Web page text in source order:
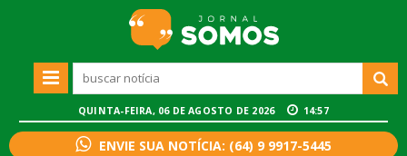
QUINTA-FEIRA, 06 DE AGOSTO DE 2026 14:57
ENVIE SUA NOTÍCIA: (64) 9 9917-5445